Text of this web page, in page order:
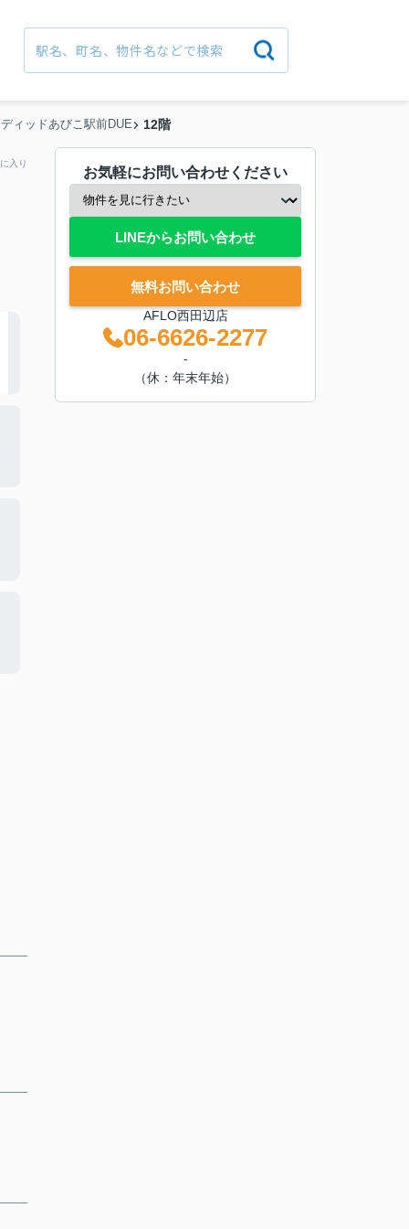
ィッドあびこ駅前DUE 12階
入り
お気軽にお問い合わせください
LINEからお問い合わせ
無料お問い合わせ
AFLO西田辺店
06-6626-2277
-
（休：年末年始）